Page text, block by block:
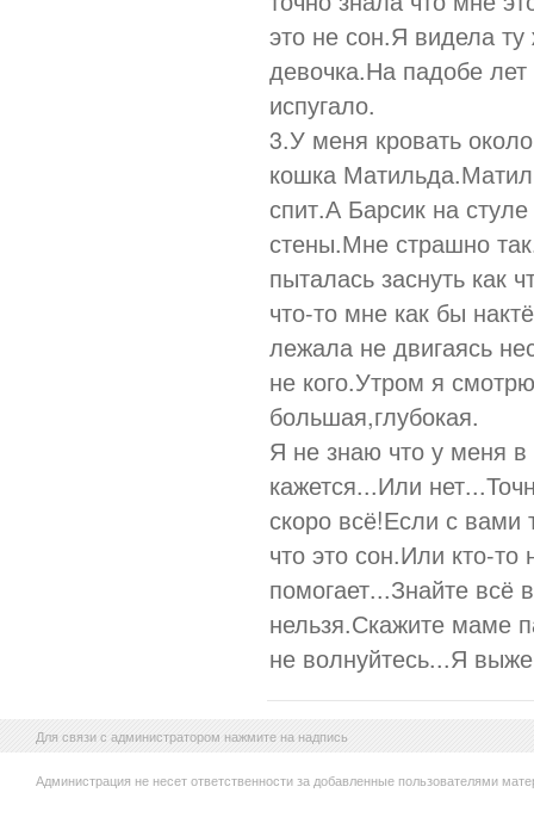
это не сон.Я видела
девочка.На падобе
испугало.
3.У меня кровать
кошка
спит.А Барсик на
стены.Мне страшно
пыталась заснуть
что-то мне как бы
лежала не двигаясь
не кого.Утром я
большая,глубокая.
Я не знаю что у меня
кажется...Или
скоро всё!Если с вами
что это сон.Или кто-
помогает...Знайте всё
нельзя.Скажите маме
не волнуйтесь...Я
Для связи с администратором нажмите на надпись
Администрация не несет ответственности за добавленные пользователями